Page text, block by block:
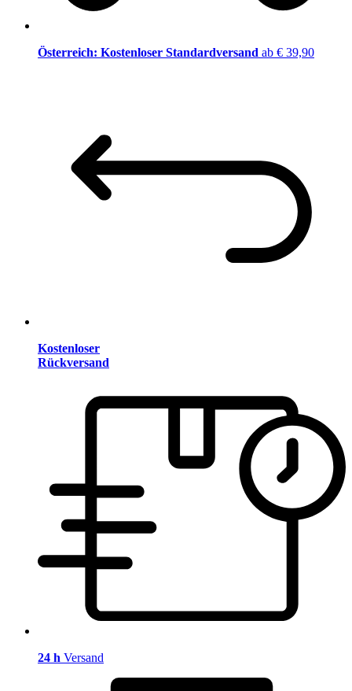
Österreich: Kostenloser Standardversand ab € 39,90
Kostenloser
Rückversand
24 h Versand